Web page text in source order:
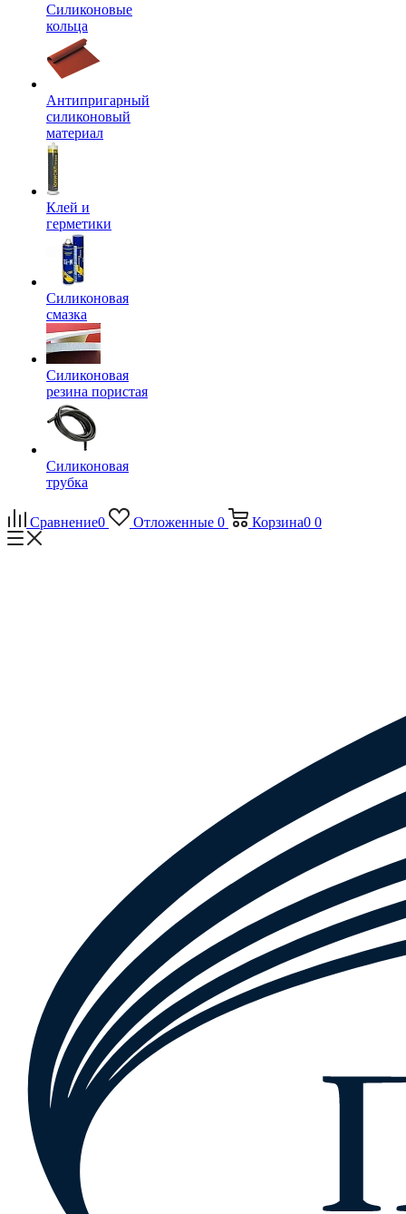
Силиконовые
кольца
Антипригарный
силиконовый
материал
Клей и
герметики
Силиконовая
смазка
Силиконовая
резина пористая
Силиконовая
трубка
Сравнение0 Отложенные 0 Корзина0 0